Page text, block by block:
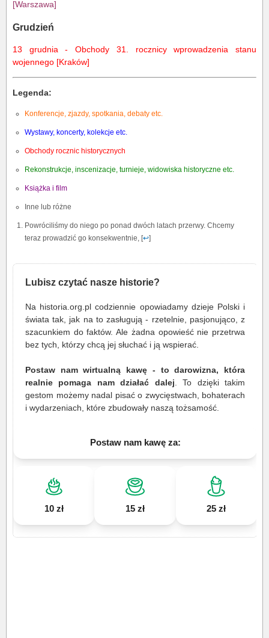
[Warszawa]
Grudzień
13 grudnia - Obchody 31. rocznicy wprowadzenia stanu
wojennego [Kraków]
Legenda:
Konferencje, zjazdy, spotkania, debaty etc.
Wystawy, koncerty, kolekcje etc.
Obchody rocznic historycznych
Rekonstrukcje, inscenizacje, turnieje, widowiska historyczne etc.
Książka i film
Inne lub różne
Powróciliśmy do niego po ponad dwóch latach przerwy. Chcemy
teraz prowadzić go konsekwentnie, [↩]
Lubisz czytać nasze historie?
Na historia.org.pl codziennie opowiadamy dzieje Polski i
świata tak, jak na to zasługują - rzetelnie, pasjonująco, z
szacunkiem do faktów. Ale żadna opowieść nie przetrwa
bez tych, którzy chcą jej słuchać i ją wspierać.
Postaw nam wirtualną kawę - to darowizna, która
realnie pomaga nam działać dalej . To dzięki takim
gestom możemy nadal pisać o zwycięstwach, bohaterach
i wydarzeniach, które zbudowały naszą tożsamość.
Postaw nam kawę za:
10 zł 15 zł 25 zł